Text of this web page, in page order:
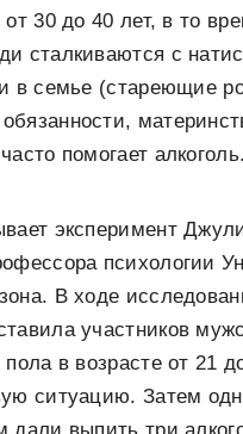
от 30 до 40 лет, в то
сталкиваются с
в семье (стареющие
помогает алкоголь.
эксперимент
психологии
В ходе
участников
пола в возрасте от 21
ситуацию. Затем